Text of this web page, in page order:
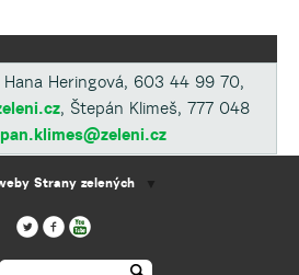
Hana Heringová, 603 44 99 70,
, Štepán Klimeš, 777 048
Strany zelených ▼